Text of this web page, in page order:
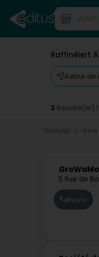
Raffinéiert
Autour de
2 Resultat(er)
Startsäit Kiné
5 Rue de
Route